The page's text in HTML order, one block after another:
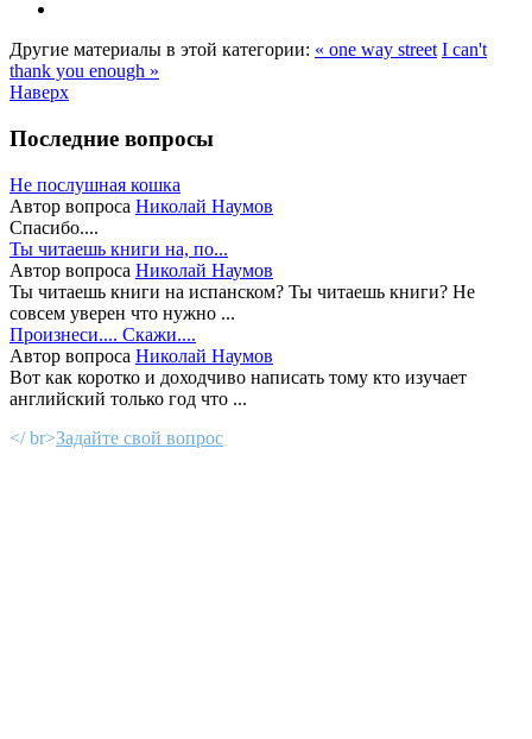
Другие материалы в этой категории: « one way street I can't
thank you enough »
Наверх
Последние вопросы
Не послушная кошка
Автор вопроса Николай Наумов
Спасибо....
Ты читаешь книги на, по...
Автор вопроса Николай Наумов
Ты читаешь книги на испанском? Ты читаешь книги? Не
совсем уверен что нужно ...
Произнеси.... Скажи....
Автор вопроса Николай Наумов
Вот как коротко и доходчиво написать тому кто изучает
английский только год что ...
</ br>Задайте свой вопрос